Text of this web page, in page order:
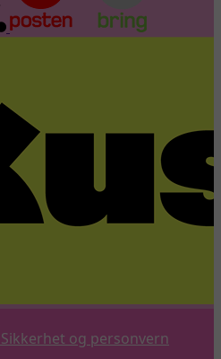
Sikkerhet og personvern